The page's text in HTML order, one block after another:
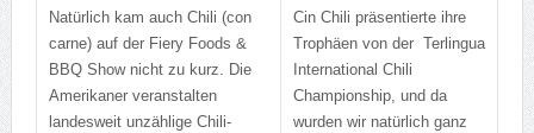
Natürlich kam auch Chili (con
carne) auf der Fiery Foods &
BBQ Show nicht zu kurz. Die
Amerikaner veranstalten
landesweit unzählige Chili-
Cin Chili präsentierte ihre
Trophäen von der Terlingua
International Chili
Championship, und da
wurden wir natürlich ganz